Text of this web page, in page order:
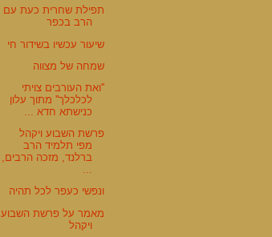
תפילת שחרית כעת עם
הרב בכפר
שיעור עכשיו בשידור חי
שמחה של מצווה
''ואת העורבים צויתי
לכלכלך'' מתוך עלון
כנישתא חדא ...
פרשת השבוע ויקהל
מפי תלמיד הרב
ברלנד, מזכה הרבים,
...
ונפשי כעפר לכל תהיה
מאמר על פרשת השבוע
ויקהל